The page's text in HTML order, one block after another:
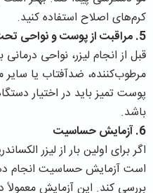
کرم‌های اصلاح استفاده کنید.
5. مراقبت از پوست و نواحی
قبل از انجام لیزر، نواحی
مرطوب‌کننده، ضدآفتاب یا
پوست تمیز باید در اختیار
باشد.
6. آزمایش حساسیت
اگر برای اولین بار از لیزر
است آزمایش حساسیت انجام
بررسی کند. این آزمایش